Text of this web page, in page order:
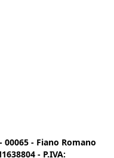
- Fiano Romano
- P.IVA: